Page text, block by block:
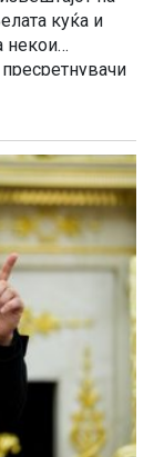
куќа и
некои
Иран